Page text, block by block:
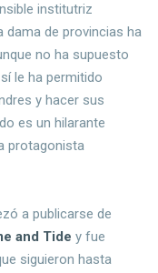
institutriz
dama de provincias ha
no ha supuesto
le ha permitido
y hacer sus
es un hilarante
protagonista
a publicarse de
and Tide y fue
siguieron hasta